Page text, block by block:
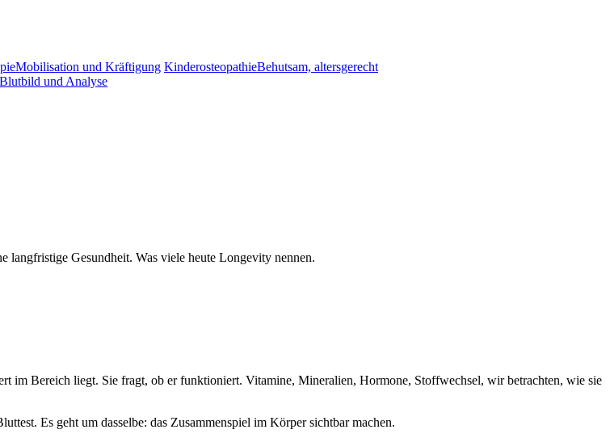
Mobilisation und Kräftigung KinderosteopathieBehutsam, altersgerecht
Blutbild und Analyse
langfristige Gesundheit. Was viele heute Longevity nennen.
im Bereich liegt. Sie fragt, ob er funktioniert. Vitamine, Mineralien, Hormone, Stoffwechsel, wir betrachten, wie sie
Es geht um dasselbe: das Zusammenspiel im Körper sichtbar machen.